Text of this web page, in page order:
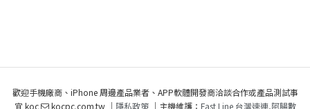
歡迎手機廠商、iPhone 周邊產品業者、APP軟體開發商洽談合作或產品測試事
宜 koc
kocpc.com.tw ｜ 隱私政策｜主機維護： Fast Line 台灣速連,阿腸數